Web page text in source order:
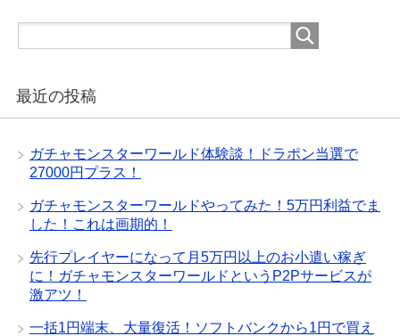
最近の投稿
ガチャモンスターワールド体験談！ドラポン当選で
27000円プラス！
ガチャモンスターワールドやってみた！5万円利益でま
した！これは画期的！
先行プレイヤーになって月5万円以上のお小遣い稼ぎ
に！ガチャモンスターワールドというP2Pサービスが
激アツ！
一括1円端末、大量復活！ソフトバンクから1円で買え